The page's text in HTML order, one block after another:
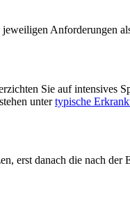
Anforderungen
Sie auf intensives
untertypische
erst danach die nach der